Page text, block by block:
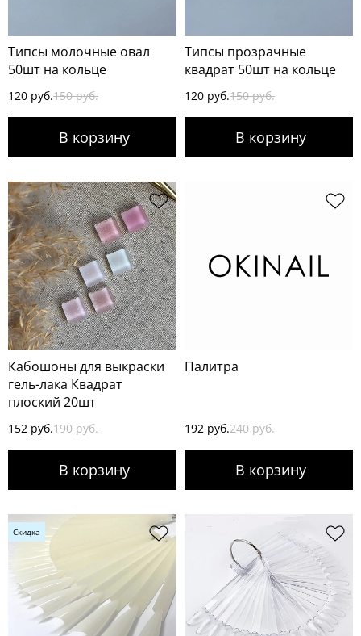
Типсы молочные овал
50шт на кольце
120 руб.150 руб.
Типсы прозрачные
квадрат 50шт на кольце
120 руб.150 руб.
Кабошоны для выкраски
гель-лака Квадрат
плоский 20шт
152 руб.190 руб.
Палитра
192 руб.240 руб.
Скидка